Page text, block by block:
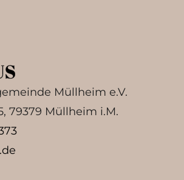
Müllheim e.V.
79379 Müllheim i.M.